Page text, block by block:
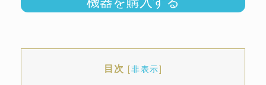
目次 [非表示]